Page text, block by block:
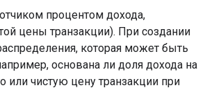
процентом дохода,
цены транзакции). При создании
которая может быть
основана ли доля дохода на
или чистую цену транзакции при